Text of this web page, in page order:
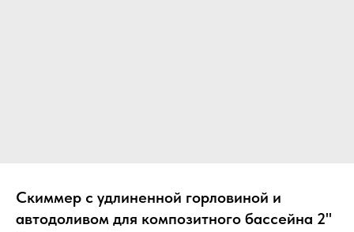
Скиммер с удлиненной горловиной и
автодоливом для композитного бассейна 2"